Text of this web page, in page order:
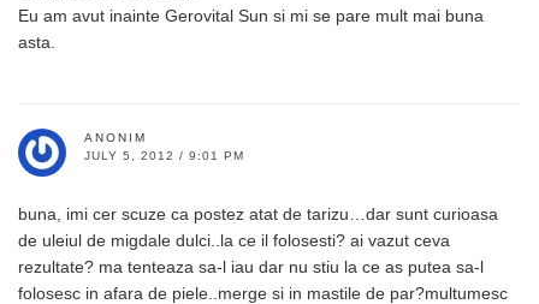
Eu am avut inainte Gerovital Sun si mi se pare mult mai buna
asta.
ANONIM
JULY 5, 2012 / 9:01 PM
buna, imi cer scuze ca postez atat de tarizu…dar sunt curioasa
de uleiul de migdale dulci..la ce il folosesti? ai vazut ceva
rezultate? ma tenteaza sa-l iau dar nu stiu la ce as putea sa-l
folosesc in afara de piele..merge si in mastile de par?multumesc